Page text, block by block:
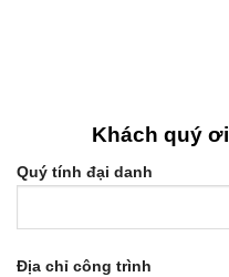
Khách quý
Quý tính đại danh
Địa chỉ công trình